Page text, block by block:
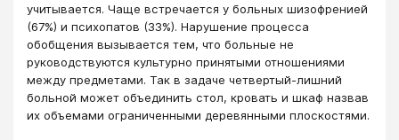
учитывается. Чаще встречается у больных шизофренией
(67%) и психопатов (33%). Нарушение процесса
обобщения вызывается тем, что больные не
руководствуются культурно принятыми отношениями
между предметами. Так в задаче четвертый-лишний
больной может объединить стол, кровать и шкаф назвав
их объемами ограниченными деревянными плоскостями.